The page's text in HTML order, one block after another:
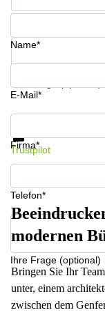
Zug
Business
Bern
Telefon*
Name*
E-Mail*
Firma*
Telefon*
Ihre Frage (optional)
Informationen und
Trustpilot
modernen
Bringen Sie Ihr
unter, einem
zwischen dem